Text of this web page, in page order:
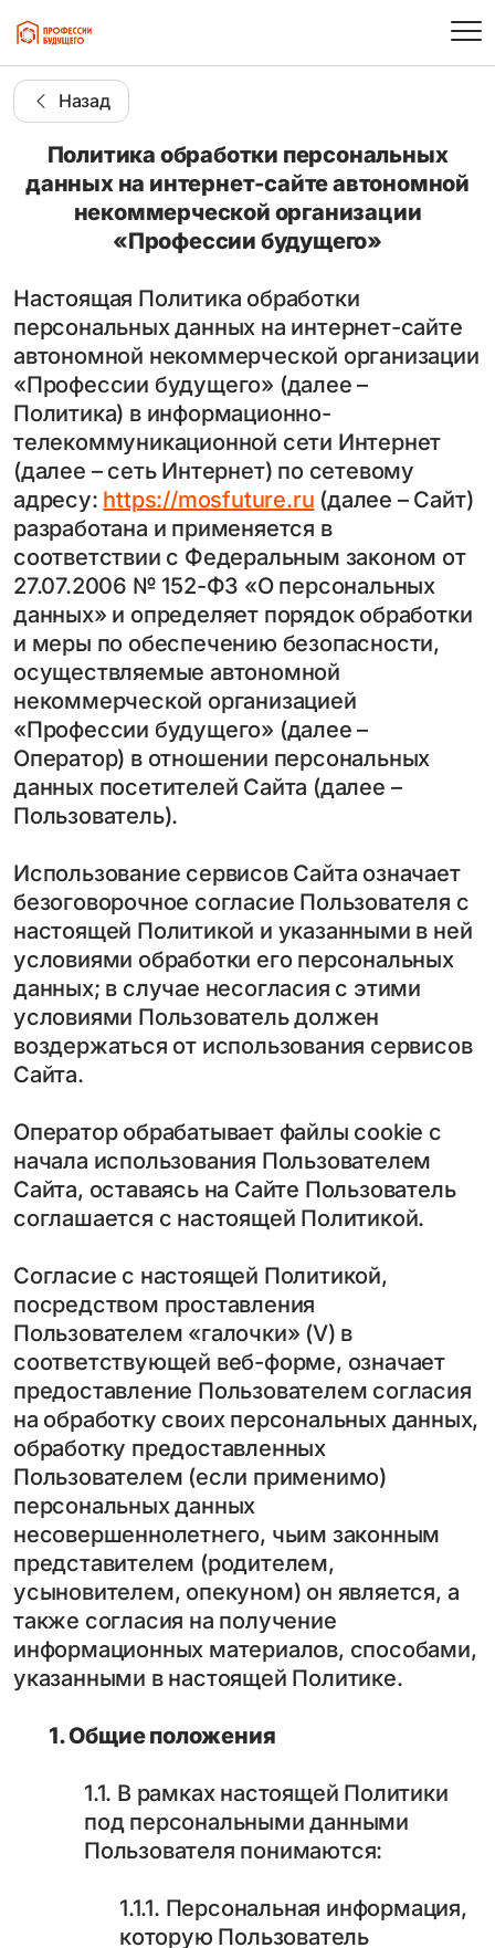
Назад
Политика обработки персональных
данных на интернет-сайте автономной
некоммерческой организации
«Профессии будущего»
Настоящая Политика обработки
персональных данных на интернет-сайте
автономной некоммерческой организации
«Профессии будущего» (далее –
Политика) в информационно-
телекоммуникационной сети Интернет
(далее – сеть Интернет) по сетевому
адресу: https://mosfuture.ru (далее – Сайт)
разработана и применяется в
соответствии с Федеральным законом от
27.07.2006 № 152-ФЗ «О персональных
данных» и определяет порядок обработки
и меры по обеспечению безопасности,
осуществляемые автономной
некоммерческой организацией
«Профессии будущего» (далее –
Оператор) в отношении персональных
данных посетителей Сайта (далее –
Пользователь).
Использование сервисов Сайта означает
безоговорочное согласие Пользователя с
настоящей Политикой и указанными в ней
условиями обработки его персональных
данных; в случае несогласия с этими
условиями Пользователь должен
воздержаться от использования сервисов
Сайта.
Оператор обрабатывает файлы cookie с
начала использования Пользователем
Сайта, оставаясь на Сайте Пользователь
соглашается с настоящей Политикой.
Согласие с настоящей Политикой,
посредством проставления
Пользователем «галочки» (V) в
соответствующей веб-форме, означает
предоставление Пользователем согласия
на обработку своих персональных данных,
обработку предоставленных
Пользователем (если применимо)
персональных данных
несовершеннолетнего, чьим законным
представителем (родителем,
усыновителем, опекуном) он является, а
также согласия на получение
информационных материалов, способами,
указанными в настоящей Политике.
1. Общие положения
1.1. В рамках настоящей Политики
под персональными данными
Пользователя понимаются:
1.1.1. Персональная информация,
которую Пользователь